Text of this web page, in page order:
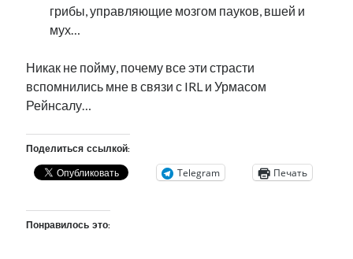
грибы, управляющие мозгом пауков, вшей и
мух…
Никак не пойму, почему все эти страсти
вспомнились мне в связи с IRL и Урмасом
Рейнсалу…
Поделиться ссылкой:
Telegram Печать
Понравилось это: